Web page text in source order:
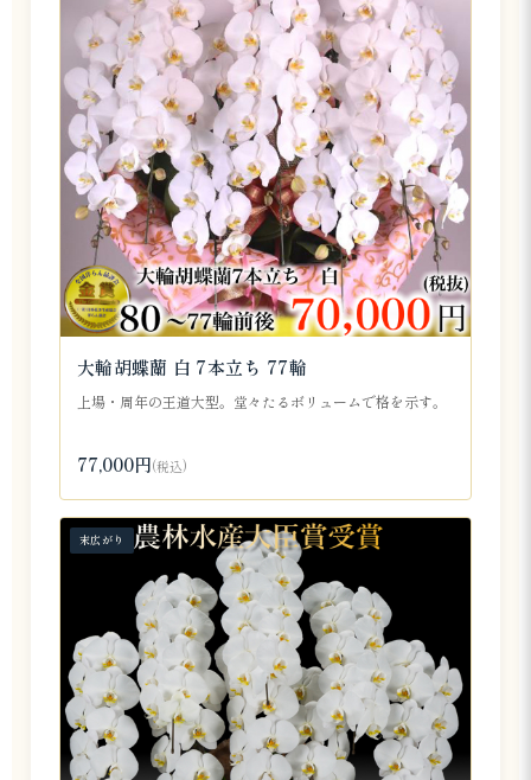
大輪胡蝶蘭 白 7本立ち 77輪
上場・周年の王道大型。堂々たるボリュームで格を示す。
77,000円(税込)
末広がり